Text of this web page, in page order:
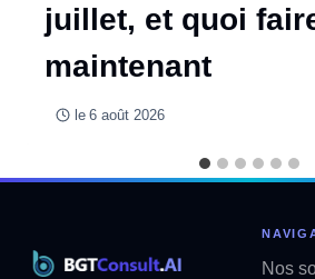
juillet, et quoi
maintenant
le 6 août 2026
Nos